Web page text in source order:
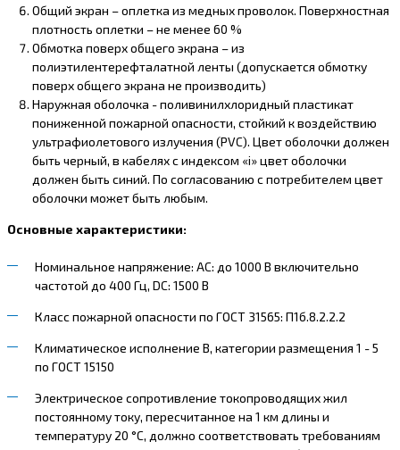
Общий экран – оплетка из медных проволок. Поверхностная
плотность оплетки – не менее 60 %
Обмотка поверх общего экрана – из
полиэтилентерефталатной ленты (допускается обмотку
поверх общего экрана не производить)
Наружная оболочка - поливинилхлоридный пластикат
пониженной пожарной опасности, стойкий к воздействию
ультрафиолетового излучения (PVC). Цвет оболочки должен
быть черный, в кабелях с индексом «i» цвет оболочки
должен быть синий. По согласованию с потребителем цвет
оболочки может быть любым.
Основные характеристики:
Номинальное напряжение: AC: до 1000 В включительно
частотой до 400 Гц, DC: 1500 В
Класс пожарной опасности по ГОСТ 31565: П1б.8.2.2.2
Климатическое исполнение В, категории размещения 1 - 5
по ГОСТ 15150
Электрическое сопротивление токопроводящих жил
постоянному току, пересчитанное на 1 км длины и
температуру 20 °С, должно соответствовать требованиям